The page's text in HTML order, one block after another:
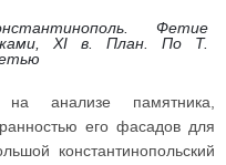
Фетие
XI в. План. По Т.
анализе памятника,
его фасадов для
константинопольский